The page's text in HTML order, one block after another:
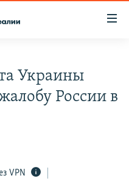
СОПРОТИВЛЕНИЯ
Украины
России в
VPN